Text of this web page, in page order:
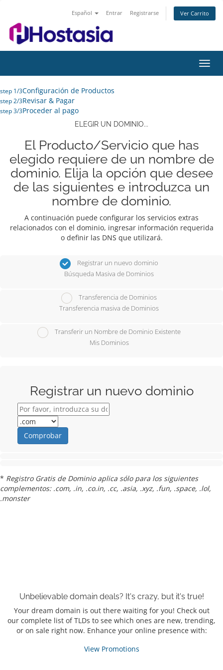
Español Entrar Registrarse Ver Carrito
step 1/3Configuración de Productos
step 2/3Revisar & Pagar
step 3/3Proceder al pago
ELEGIR UN DOMINIO...
El Producto/Servicio que has
elegido requiere de un nombre de
dominio. Elija la opción que desee
de las siguientes e introduzca un
nombre de dominio.
A continuación puede configurar los servicios extras
relacionados con el dominio, ingresar información requerida
o definir las DNS que utilizará.
Registrar un nuevo dominio
Búsqueda Masiva de Dominios
Transferencia de Dominios
Transferencia masiva de Dominios
Transferir un Nombre de Dominio Existente
Mis Dominios
Registrar un nuevo dominio
Comprobar
* Registro Gratis de Dominio aplica sólo para los siguientes
complementos: .com, .in, .co.in, .cc, .asia, .xyz, .fun, .space, .lol,
.monster
Unbelievable domain deals? It's crazy, but it's true!
Your dream domain is out there waiting for you! Check out
our complete list of TLDs to see which ones are new, trending,
or on sale right now. Enhance your online presence with:
View Promotions